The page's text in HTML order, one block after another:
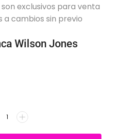
exclusivos para venta
a cambios sin previo
Wilson Jones